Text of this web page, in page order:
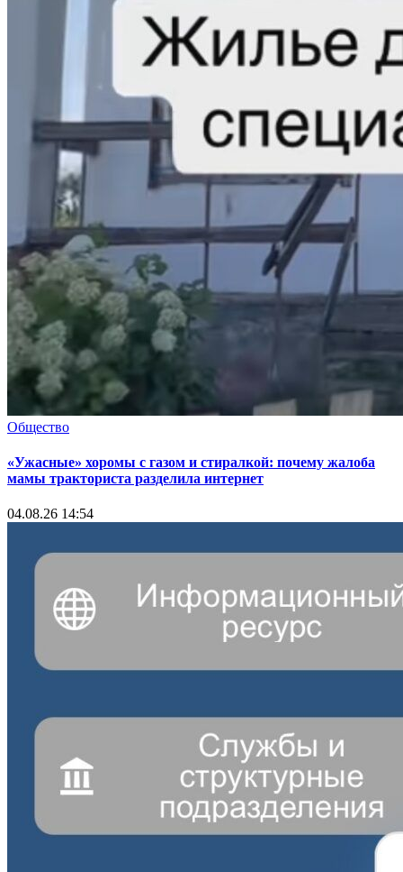
Общество
«Ужасные» хоромы с газом и стиралкой: почему жалоба
мамы тракториста разделила интернет
04.08.26 14:54